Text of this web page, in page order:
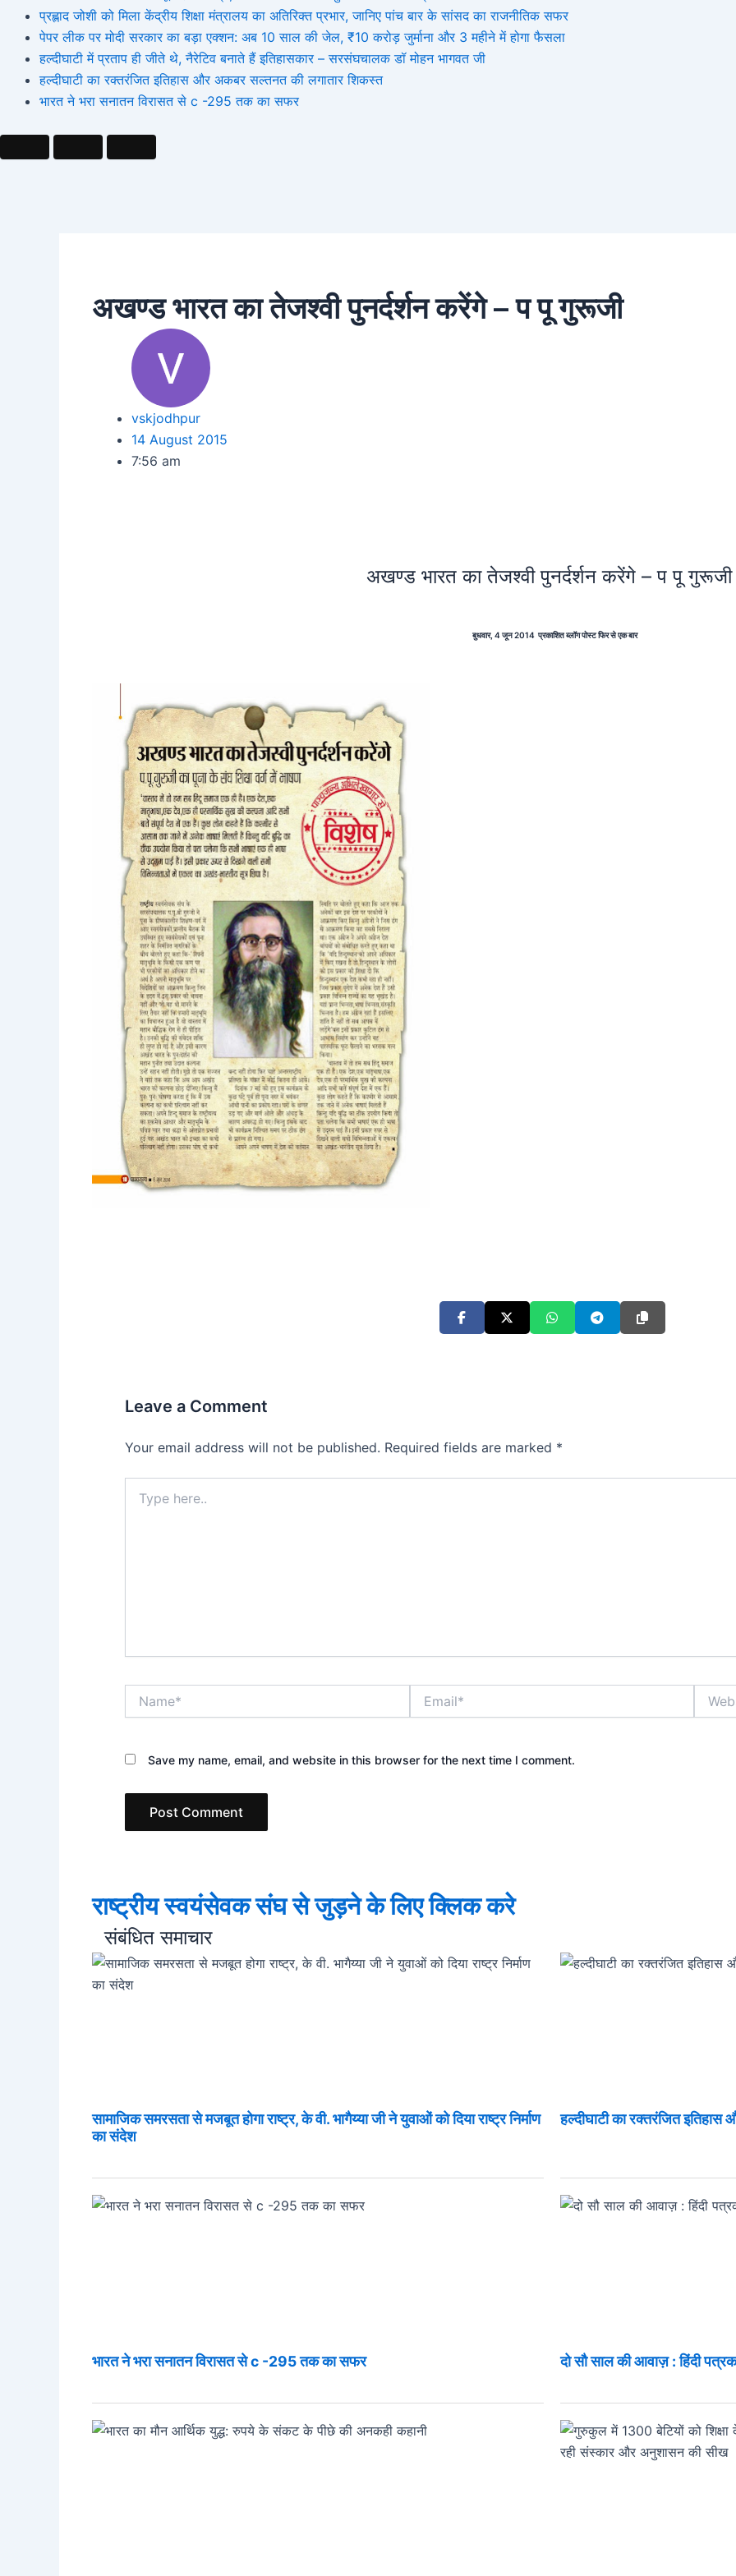
प्रह्लाद जोशी को मिला केंद्रीय शिक्षा मंत्रालय का अतिरिक्त प्रभार, जानिए पांच बार के सांसद का राजनीतिक सफर
पेपर लीक पर मोदी सरकार का बड़ा एक्शन: अब 10 साल की जेल, ₹10 करोड़ जुर्माना और 3 महीने में होगा फैसला
हल्दीघाटी में प्रताप ही जीते थे, नैरेटिव बनाते हैं इतिहासकार – सरसंघचालक डॉ मोहन भागवत जी
हल्दीघाटी का रक्तरंजित इतिहास और अकबर सल्तनत की लगातार शिकस्त
भारत ने भरा सनातन विरासत से c -295 तक का सफर
अखण्ड भारत का तेजश्वी पुनर्दर्शन करेंगे – प पू गुरूजी
vskjodhpur
14 August 2015
7:56 am
अखण्ड भारत का तेजश्वी पुनर्दर्शन करेंगे – प पू
बुधवार, 4 जून 2014 प्रकाशित ब्लॉग पोस्ट फिर से एक बार
Leave a Comment
Your email address will not be published. Required fields are marked *
here..
Save my name, email, and website in this browser for the next time I comment.
राष्ट्रीय स्वयंसेवक संघ से जुड़ने के लिए क्लिक करे
संबंधित समाचार
सामाजिक समरसता से मजबूत होगा राष्ट्र, के वी. भागैय्या जी ने युवाओं को दिया राष्ट्र निर्माण
का संदेश
हल्दीघाटी का रक्तरंजित
भारत ने भरा सनातन विरासत से c -295 तक का सफर दो सौ साल की आवाज़ : हिंदी